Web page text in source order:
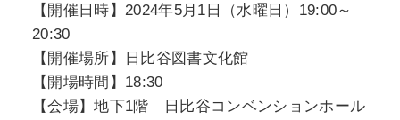
【開催日時】2024年5月1日（水曜日）19:00～
20:30
【開催場所】日比谷図書文化館
【開場時間】18:30
【会場】地下1階 日比谷コンベンションホール